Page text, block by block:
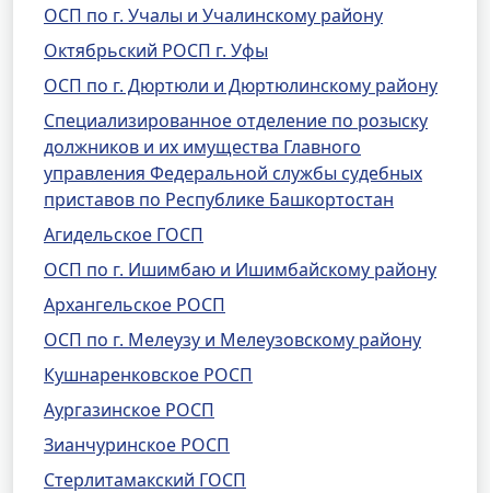
ОСП по г. Учалы и Учалинскому району
Октябрьский РОСП г. Уфы
ОСП по г. Дюртюли и Дюртюлинскому району
Специализированное отделение по розыску
должников и их имущества Главного
управления Федеральной службы судебных
приставов по Республике Башкортостан
Агидельское ГОСП
ОСП по г. Ишимбаю и Ишимбайскому району
Архангельское РОСП
ОСП по г. Мелеузу и Мелеузовскому району
Кушнаренковское РОСП
Аургазинское РОСП
Зианчуринское РОСП
Стерлитамакский ГОСП